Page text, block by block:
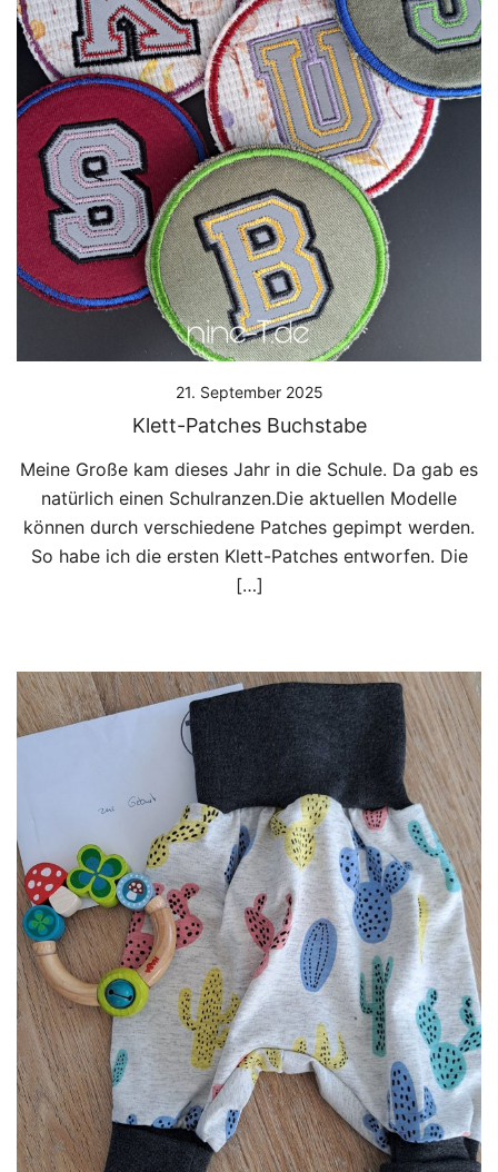
21. September 2025
Klett-Patches Buchstabe
Meine Große kam dieses Jahr in die Schule. Da gab es
natürlich einen Schulranzen.Die aktuellen Modelle
können durch verschiedene Patches gepimpt werden.
So habe ich die ersten Klett-Patches entworfen. Die
[…]